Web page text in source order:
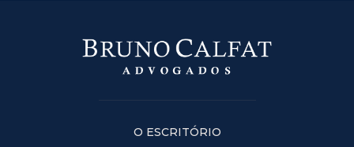
O ESCRITÓRIO